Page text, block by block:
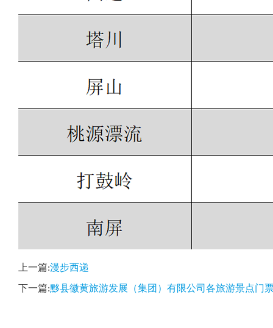
上一篇:漫步西递
下一篇:黟县徽黄旅游发展（集团）有限公司各旅游景点门